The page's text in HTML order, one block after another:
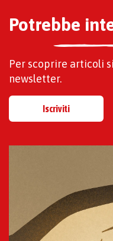
Potrebbe
Per scoprire articoli
newsletter.
Iscriviti